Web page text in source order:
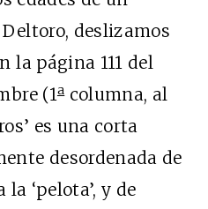
deslizamos
la página 111 del
(1acolumna, al
es una corta
desordenada de
la ‘pelota’, y de